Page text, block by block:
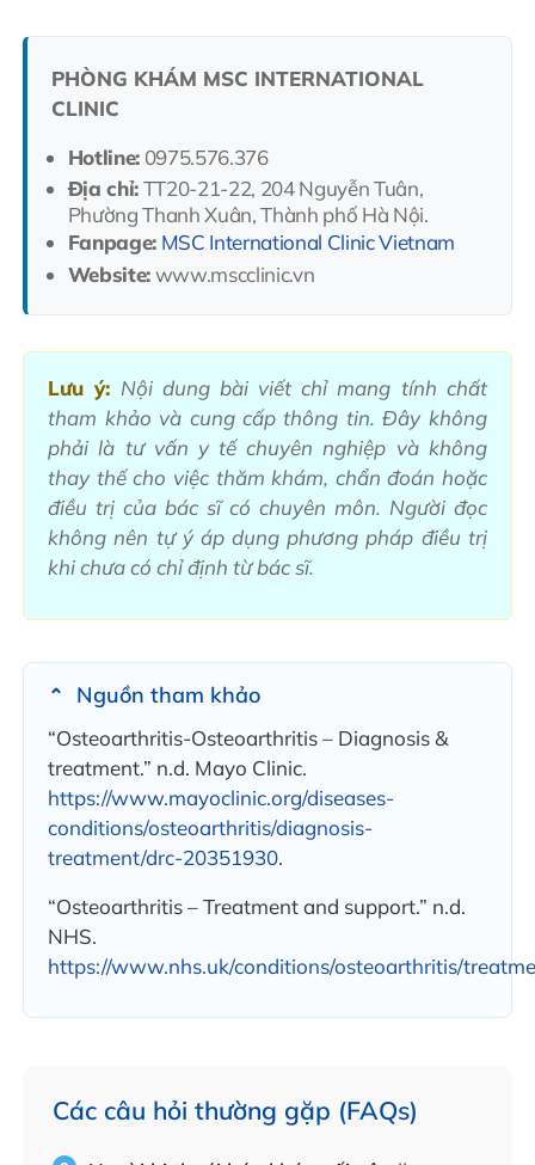
PHÒNG KHÁM MSC INTERNATIONAL
CLINIC
Hotline:0975.576.376
Địa chỉ:TT20-21-22, 204 Nguyễn Tuân,
Phường Thanh Xuân, Thành phố Hà Nội.
Fanpage: MSC International Clinic Vietnam
Website:www.mscclinic.vn
Lưu ý: Nội dung bài viết chỉ mang tính chất
tham khảo và cung cấp thông tin. Đây không
phải là tư vấn y tế chuyên nghiệp và không
thay thế cho việc thăm khám, chẩn đoán hoặc
điều trị của bác sĩ có chuyên môn. Người đọc
không nên tự ý áp dụng phương pháp điều trị
khi chưa có chỉ định từ bác sĩ.
Nguồn tham khảo
“Osteoarthritis-Osteoarthritis – Diagnosis &
treatment.” n.d. Mayo Clinic.
https://www.mayoclinic.org/diseases-
conditions/osteoarthritis/diagnosis-
treatment/drc-20351930.
“Osteoarthritis – Treatment and support.” n.d.
NHS.
https://www.nhs.uk/conditions/osteoarthritis/
Các câu hỏi thường gặp (FAQs)